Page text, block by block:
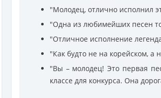
"Молодец, отлично исполнил
"Одна из любимейших песен
"Отличное исполнение
"Как будто не на корейском, а
"Вы – молодец! Это первая
классе для конкурса. Она